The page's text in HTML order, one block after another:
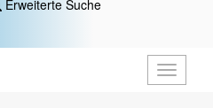
Erweiterte Suche
öffnen